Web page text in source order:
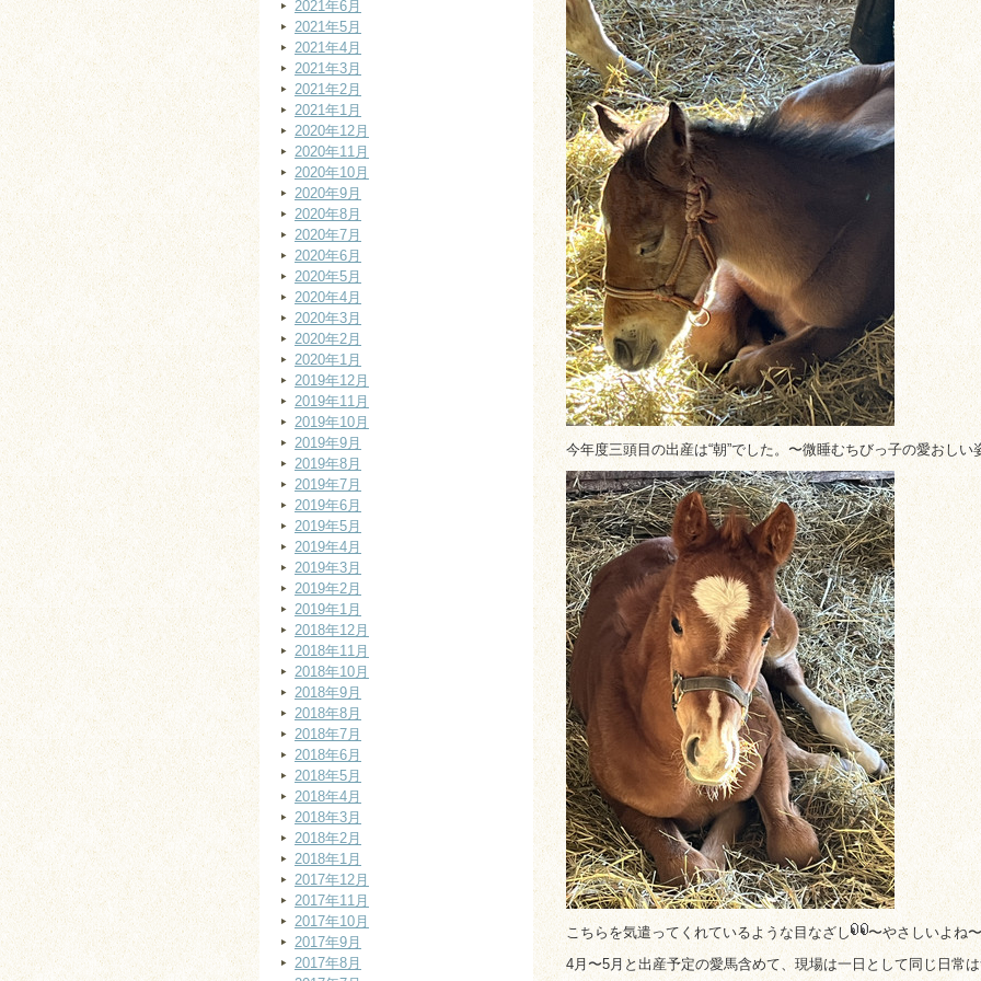
今年度三頭目の出産は“朝”でした。〜微睡むちびっ子の愛おしい
こちらを気遣ってくれているような目なざし
〜やさしいよね〜
4月〜5月と出産予定の愛馬含めて、現場は一日として同じ日常
2021年6月
2021年5月
2021年4月
2021年3月
2021年2月
2021年1月
2020年12月
2020年11月
2020年10月
2020年9月
2020年8月
2020年7月
2020年6月
2020年5月
2020年4月
2020年3月
2020年2月
2020年1月
2019年12月
2019年11月
2019年10月
2019年9月
2019年8月
2019年7月
2019年6月
2019年5月
2019年4月
2019年3月
2019年2月
2019年1月
2018年12月
2018年11月
2018年10月
2018年9月
2018年8月
2018年7月
2018年6月
2018年5月
2018年4月
2018年3月
2018年2月
2018年1月
2017年12月
2017年11月
2017年10月
2017年9月
2017年8月